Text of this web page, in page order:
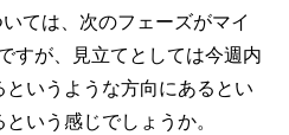
ては、次のフェーズがマイ
すが、見立てとしては今週内
いうような方向にあるとい
いう感じでしょうか。